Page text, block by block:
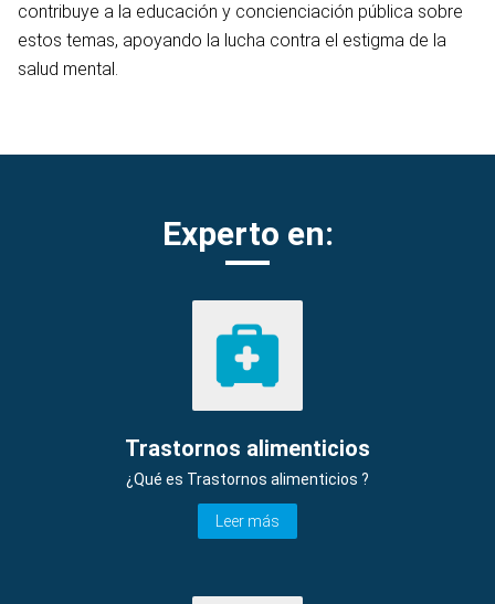
contribuye a la educación y concienciación pública sobre
estos temas, apoyando la lucha contra el estigma de la
salud mental.
Experto en:
Trastornos alimenticios
¿Qué es Trastornos alimenticios ?
Leer más